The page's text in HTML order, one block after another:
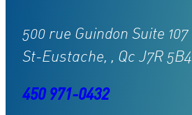
500 rue Guindon Suite 107
St-Eustache, , Qc J7R 5B4
450 971-0432